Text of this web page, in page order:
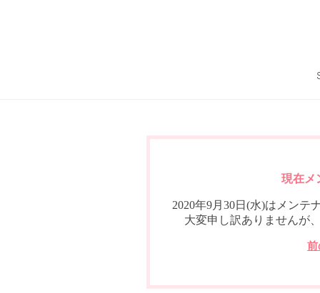
現在メ
2020年9月30日(水)はメンテ
大変申し訳ありませんが
前